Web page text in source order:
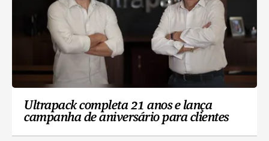
Ultrapack completa 21 anos e lança
campanha de aniversário para clientes